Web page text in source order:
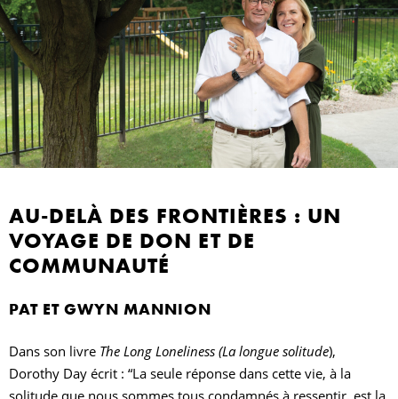
AU-DELÀ DES FRONTIÈRES : UN
VOYAGE DE DON ET DE
COMMUNAUTÉ
PAT ET GWYN MANNION
Dans son livre The Long Loneliness (La longue solitude),
Dorothy Day écrit : “La seule réponse dans cette vie, à la
solitude que nous sommes tous condamnés à ressentir, est la